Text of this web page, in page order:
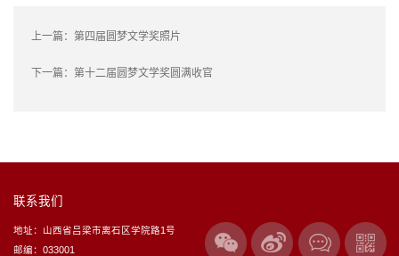
上一篇： 第四届圆梦文学奖照片
下一篇： 第十二届圆梦文学奖圆满收官
联系我们
地址：山西省吕梁市离石区学院路1号
邮编：033001